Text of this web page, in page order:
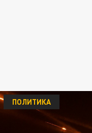
ПОЛИТИКА